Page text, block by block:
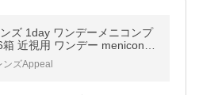
ズ 1day ワンデーメニコンプ
近視用 ワンデー menicon p
ンタクト 送料無料 1日使い捨
ンズAppeal